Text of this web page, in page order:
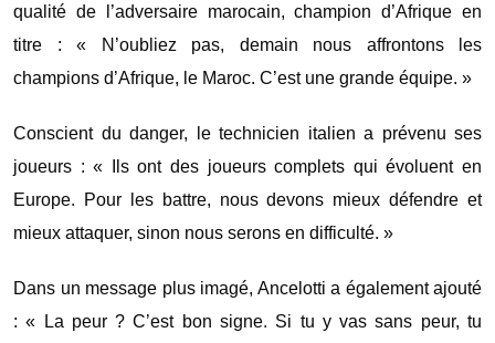
qualité de l’adversaire marocain, champion d’Afrique en
titre : « N’oubliez pas, demain nous affrontons les
champions d’Afrique, le Maroc. C’est une grande équipe. »
Conscient du danger, le technicien italien a prévenu ses
joueurs : « Ils ont des joueurs complets qui évoluent en
Europe. Pour les battre, nous devons mieux défendre et
mieux attaquer, sinon nous serons en difficulté. »
Dans un message plus imagé, Ancelotti a également ajouté
: « La peur ? C’est bon signe. Si tu y vas sans peur, tu